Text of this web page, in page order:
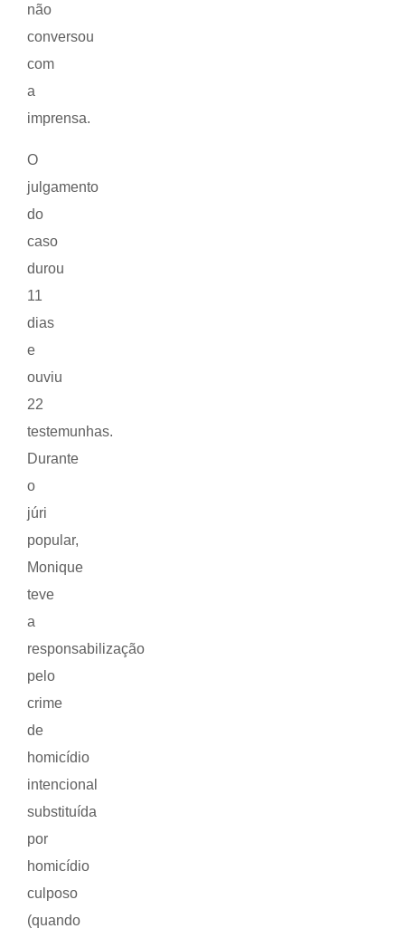
não
conversou
com
a
imprensa.
O
julgamento
do
caso
durou
11
dias
e
ouviu
22
testemunhas.
Durante
o
júri
popular,
Monique
teve
a
responsabilização
pelo
crime
de
homicídio
intencional
substituída
por
homicídio
culposo
(quando